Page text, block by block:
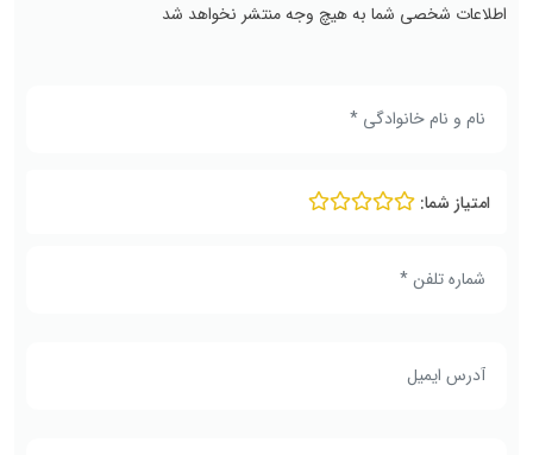
اطلاعات شخصی شما به هیچ وجه منتشر نخواهد شد
امتیاز شما: